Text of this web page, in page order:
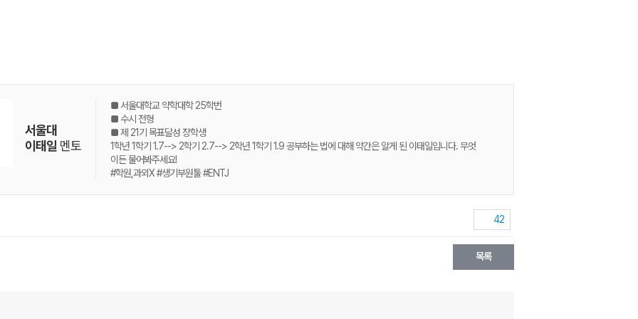
서울대
이태일 멘토
■ 서울대학교 약학대학 25학번
■ 수시 전형
■ 제 21기 목표달성 장학생
1학년 1학기 1.7--> 2학기 2.7--> 2학년 1학기 1.9 공부하는 법에 대해 약간은 알게 된 이태일입니다. 무엇
이든 물어봐주세요!
#학원,과외X #생기부원툴 #ENTJ
42
목록